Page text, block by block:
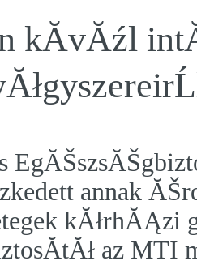
kĂ­vĂźl
annak
az MTI